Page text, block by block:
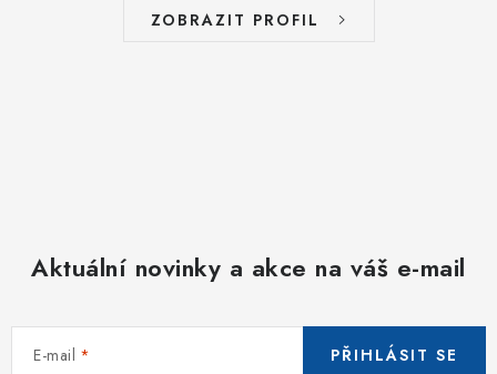
ZOBRAZIT PROFIL
Aktuální novinky a akce na váš e-mail
E-mail PŘIHLÁSIT SE